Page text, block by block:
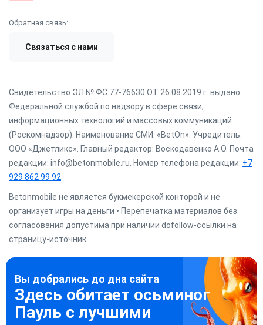
Обратная связь:
Связаться с нами
Свидетельство ЭЛ № ФС 77-76630 ОТ 26.08.2019 г. выдано
Федеральной службой по надзору в сфере связи,
информационных технологий и массовых коммуникаций
(Роскомнадзор). Наименование СМИ: «BetOn». Учредитель:
ООО «Джетликс». Главный редактор: Воскодавенко А.О. Почта
редакции: info@betonmobile.ru. Номер телефона редакции: +7
929 862 99 92
Betonmobile не является букмекерской конторой и не
организует игры на деньги • Перепечатка материалов без
согласования допустима при наличии dofollow-ссылки на
страницу-источник